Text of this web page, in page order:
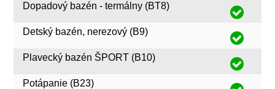
Dopadový bazén - termálny (BT8)
Detský bazén, nerezový (B9)
Plavecký bazén ŠPORT (B10)
Potápanie (B23)